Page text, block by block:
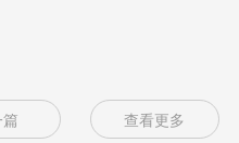
查看更多